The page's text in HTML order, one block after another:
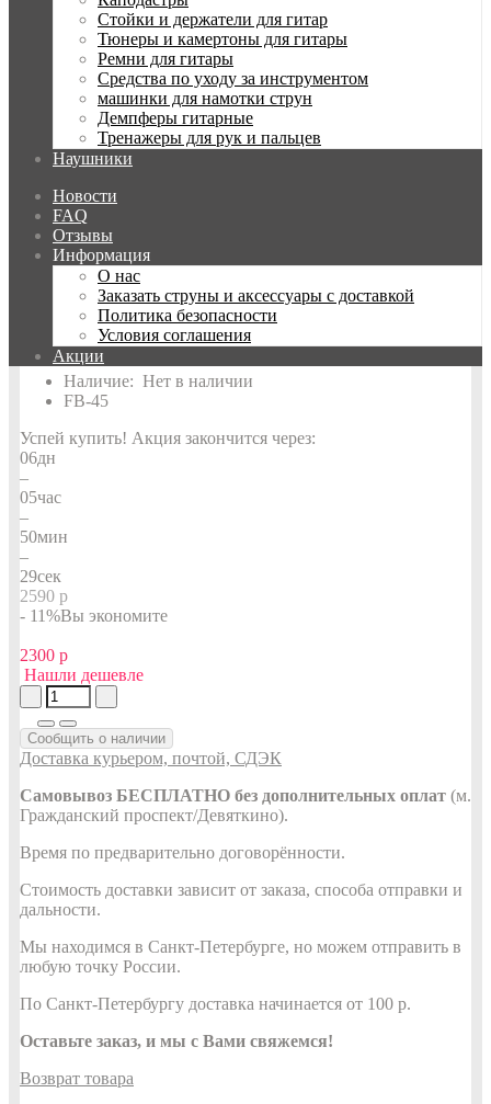
Стойки и держатели для гитар
Тюнеры и камертоны для гитары
Ремни для гитары
Средства по уходу за инструментом
машинки для намотки струн
Демпферы гитарные
Тренажеры для рук и пальцев
Наушники
Новости
FAQ
Отзывы
Информация
О нас
Заказать струны и аксессуары с доставкой
Политика безопасности
Условия соглашения
Акции
Калибр первой струны 45
Калибр последней струны
Материал струн Нержавеющая сталь
Обмотка струн Круглая
Производитель
Количество струн
Производители DR
Наличие: Нет в наличии
FB-45
Успей купить! Акция закончится через:
06дн
–
05час
–
50мин
–
28сек
2590 р
- 11%Вы экономите
2300 р
Нашли дешевле
Сообщить о наличии
Доставка курьером, почтой, СДЭК
Самовывоз БЕСПЛАТНО без дополнительных оплат (м.
Гражданский проспект/Девяткино).
Время по предварительно договорённости.
Стоимость доставки зависит от заказа, способа отправки и
дальности.
Мы находимся в Санкт-Петербурге, но можем отправить в
любую точку России.
По Санкт-Петербургу доставка начинается от 100 р.
Оставьте заказ, и мы с Вами свяжемся!
Возврат товара